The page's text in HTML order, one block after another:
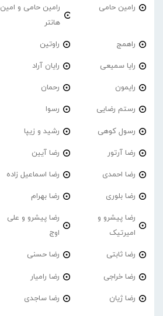
رامین حامی
رامین حامی و امین
هانتر
راهمج راوتین
رایا سمیعی رایان آراد
رایمون رحمان
رستم رضایی رسوا
رسول کوهی رشید و زیپا
رضا آرتور رضا آیین
رضا احمدی رضا اسماعیل زاده
رضا بلوری رضا بهرام
رضا پیشرو و
امیرتیک
رضا پیشرو و علی
اوج
رضا ثابتی رضا حسنی
رضا خراجی رضا رامیار
رضا ژیان رضا ساجدی